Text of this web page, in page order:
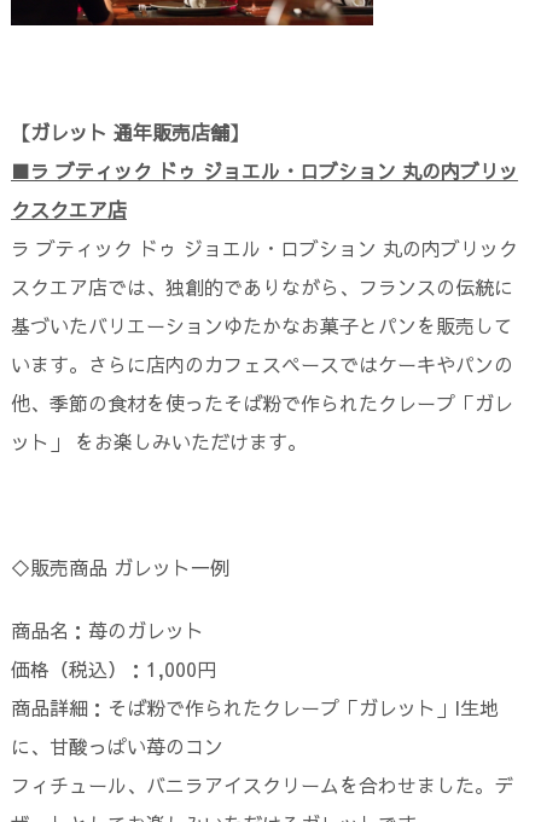
【ガレット 通年販売店舗】
■ラ ブティック ドゥ ジョエル・ロブション 丸の内ブリッ
クスクエア店
ラ ブティック ドゥ ジョエル・ロブション 丸の内ブリック
スクエア店では、独創的でありながら、フランスの伝統に
基づいたバリエーションゆたかなお菓子とパンを販売して
います。さらに店内のカフェスペースではケーキやパンの
他、季節の食材を使ったそば粉で作られたクレープ「ガレ
ット」 をお楽しみいただけます。
◇販売商品 ガレット一例
商品名：苺のガレット
価格（税込）：1,000円
商品詳細：そば粉で作られたクレープ「ガレット」l生地
に、甘酸っぱい苺のコン
フィチュール、バニラアイスクリームを合わせました。デ